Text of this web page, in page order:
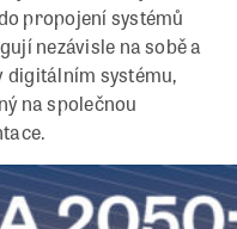
propojení systémů
nezávisle na sobě a
digitálním systému,
na společnou